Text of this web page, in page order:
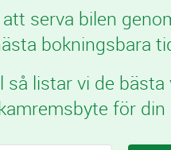
serva bilen
bokningsbara
listar vi de bästa
för din